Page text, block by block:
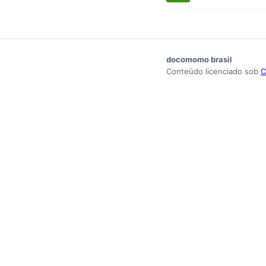
docomomo brasil
Conteúdo licenciado sob